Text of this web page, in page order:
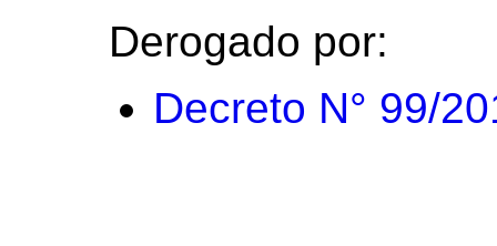
Derogado por:
Decreto N° 99/